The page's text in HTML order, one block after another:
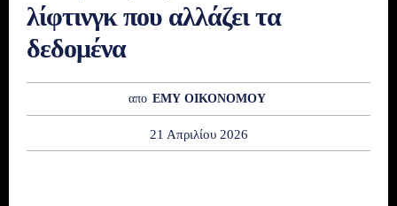
λίφτινγκ που αλλάζει τα
δεδομένα
απο ΕΜΥ ΟΙΚΟΝΟΜΟΥ
21 Απριλίου 2026